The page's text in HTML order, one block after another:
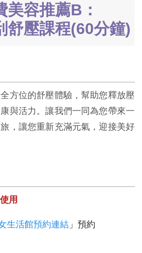
美容推薦B：
舒壓課程(60分鐘)
方位的舒壓體驗，幫助您釋放壓
與活力。讓我們一同為您帶來一
，讓您重新充滿元氣，迎接美好
用
生活館預約連結 」預約